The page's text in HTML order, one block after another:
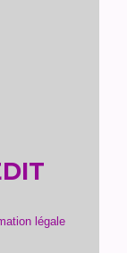
légale